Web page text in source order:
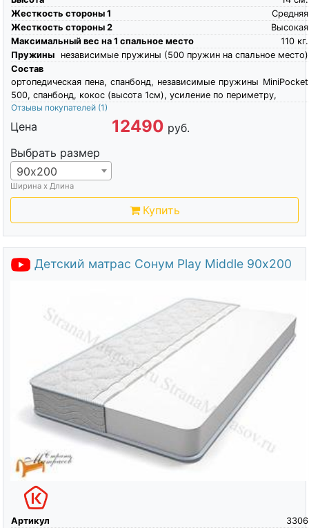
Жесткость стороны 1
Средняя
Жесткость стороны 2
Высокая
Максимальный вес на 1 спальное место
кг.
110
Пружины
независимые пружины (500 пружин на спальное место)
Состав
ортопедическая пена, спанбонд, независимые пружины MiniPocket
500, спанбонд, кокос (высота 1см), усиление по периметру,
Отзывы покупателей (1)
Цена 12490 руб.
Выбрать размер
90х200
Ширина х Длина
Купить
Детский матрас Сонум Play Middle 90х200
Артикул
3306